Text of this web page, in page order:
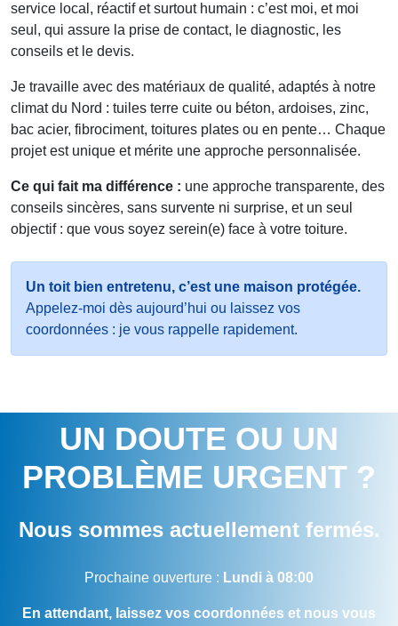
service local, réactif et surtout humain : c’est moi, et moi
seul, qui assure la prise de contact, le diagnostic, les
conseils et le devis.
Je travaille avec des matériaux de qualité, adaptés à notre
climat du Nord : tuiles terre cuite ou béton, ardoises, zinc,
bac acier, fibrociment, toitures plates ou en pente… Chaque
projet est unique et mérite une approche personnalisée.
Ce qui fait ma différence : une approche transparente, des
conseils sincères, sans survente ni surprise, et un seul
objectif : que vous soyez serein(e) face à votre toiture.
Un toit bien entretenu, c’est une maison protégée.
Appelez-moi dès aujourd’hui ou laissez vos
coordonnées : je vous rappelle rapidement.
UN DOUTE OU UN
PROBLÈME URGENT ?
Nous sommes actuellement fermés.
Prochaine ouverture : Lundi à 08:00
En attendant, laissez vos coordonnées et nous vous